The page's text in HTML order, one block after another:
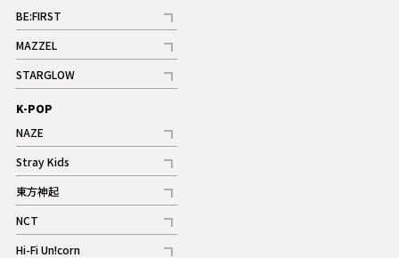
BE:FIRST
記事
ギャラリー
MAZZEL
記事
ギャラリー
STARGLOW
記事
K-POP
NAZE
記事
Stray Kids
記事
東方神起
記事
NCT
記事
Hi-Fi Un!corn